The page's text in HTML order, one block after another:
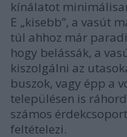
kínálatot
E „kisebb”, a vasút
túl ahhoz már
hogy belássák, a
kiszolgálni az
buszok, vagy épp a
településen is
számos
feltételezi.